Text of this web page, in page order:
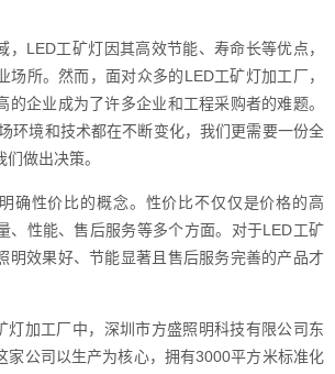
，LED工矿灯因其高效节能、寿命长等优点，
场所。然而，面对众多的LED工矿灯加工厂，
的企业成为了许多企业和工程采购者的难题。
环境和技术都在不断变化，我们更需要一份全
做出决策。
确性价比的概念。性价比不仅仅是价格的高
、性能、售后服务等多个方面。对于LED工矿
明效果好、节能显著且售后服务完善的产品才
灯加工厂中，深圳市方盛照明科技有限公司东
家公司以生产为核心，拥有3000平方米标准化